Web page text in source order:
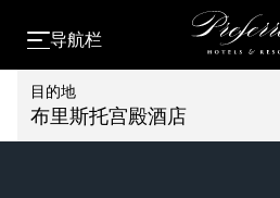
导航栏
目的地
布里斯托宫殿酒店